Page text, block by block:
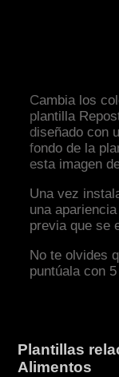
Cambia los
plantilla
diseñado con
fondo de la
esta imagen
Una vez
una
previa que se
No te olvides
puntúala con
Plantillas
Alimentos